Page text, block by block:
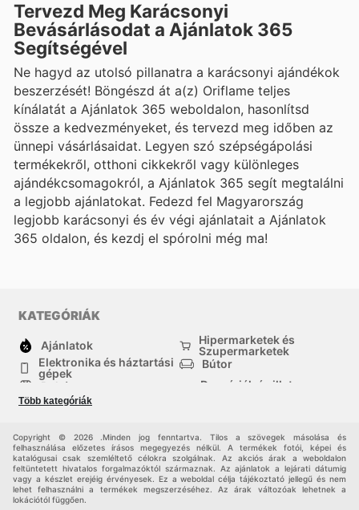
Tervezd Meg Karácsonyi
Bevásárlásodat a Ajánlatok 365
Segítségével
Ne hagyd az utolsó pillanatra a karácsonyi ajándékok
beszerzését! Böngészd át a(z) Oriflame teljes
kínálatát a Ajánlatok 365 weboldalon, hasonlítsd
össze a kedvezményeket, és tervezd meg időben az
ünnepi vásárlásaidat. Legyen szó szépségápolási
termékekről, otthoni cikkekről vagy különleges
ajándékcsomagokról, a Ajánlatok 365 segít megtalálni
a legjobb ajánlatokat. Fedezd fel Magyarország
legjobb karácsonyi és év végi ajánlatait a Ajánlatok
365 oldalon, és kezdj el spórolni még ma!
KATEGÓRIÁK
Ajánlatok
Hipermarketek és
Szupermarketek
Elektronika és háztartási
gépek
Bútor
Ruházat
Drogériák és illatszer-
háztartási cikkek
Több kategóriák
Copyright © 2026 .Minden jog fenntartva. Tilos a szövegek másolása és
felhasználása előzetes írásos megegyezés nélkül. A termékek fotói, képei és
katalógusai csak szemléltető célokra szolgálnak. Az akciós árak a weboldalon
feltüntetett hivatalos forgalmazóktól származnak. Az ajánlatok a lejárati dátumig
vagy a készlet erejéig érvényesek. Ez a weboldal célja tájékoztató jellegű és nem
lehet felhasználni a termékek megszerzéséhez. Az árak változóak lehetnek a
lokációtól függően.